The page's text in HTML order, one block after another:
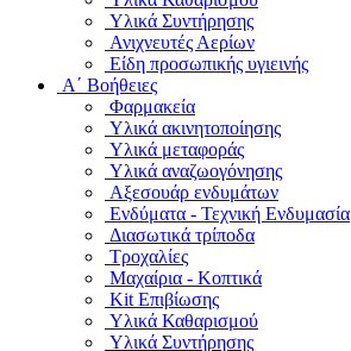
Υλικά Συντήρησης
Ανιχνευτές Αερίων
Είδη προσωπικής υγιεινής
Α΄ Βοήθειες
Φαρμακεία
Υλικά ακινητοποίησης
Υλικά μεταφοράς
Υλικά αναζωογόνησης
Αξεσουάρ ενδυμάτων
Ενδύματα - Τεχνική Ενδυμασία
Διασωτικά τρίποδα
Τροχαλίες
Μαχαίρια - Κοπτικά
Kit Επιβίωσης
Υλικά Καθαρισμού
Υλικά Συντήρησης